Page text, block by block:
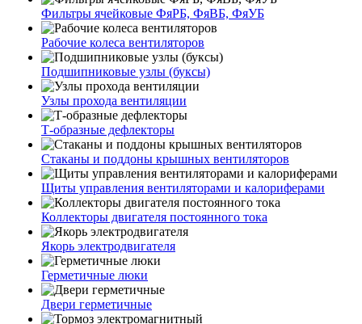
Фильтры ячейковые ФяРБ, ФяВБ, ФяУБ
Рабочие колеса вентиляторов
Подшипниковые узлы (буксы)
Узлы прохода вентиляции
Т-образные дефлекторы
Стаканы и поддоны крышных вентиляторов
Щиты управления вентиляторами и калориферами
Коллекторы двигателя постоянного тока
Якорь электродвигателя
Герметичные люки
Двери герметичные